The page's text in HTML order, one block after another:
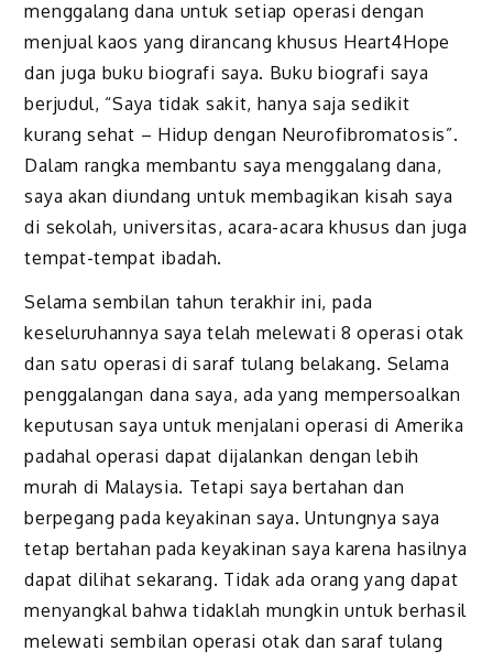
menggalang dana untuk setiap operasi dengan
menjual kaos yang dirancang khusus Heart4Hope
dan juga buku biografi saya. Buku biografi saya
berjudul, “Saya tidak sakit, hanya saja sedikit
kurang sehat – Hidup dengan Neurofibromatosis”.
Dalam rangka membantu saya menggalang dana,
saya akan diundang untuk membagikan kisah saya
di sekolah, universitas, acara-acara khusus dan juga
tempat-tempat ibadah.
Selama sembilan tahun terakhir ini, pada
keseluruhannya saya telah melewati 8 operasi otak
dan satu operasi di saraf tulang belakang. Selama
penggalangan dana saya, ada yang mempersoalkan
keputusan saya untuk menjalani operasi di Amerika
padahal operasi dapat dijalankan dengan lebih
murah di Malaysia. Tetapi saya bertahan dan
berpegang pada keyakinan saya. Untungnya saya
tetap bertahan pada keyakinan saya karena hasilnya
dapat dilihat sekarang. Tidak ada orang yang dapat
menyangkal bahwa tidaklah mungkin untuk berhasil
melewati sembilan operasi otak dan saraf tulang